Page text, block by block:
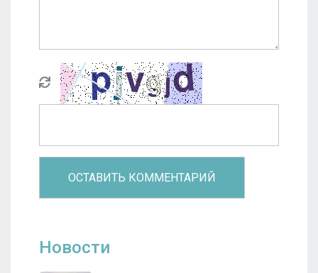
Новости